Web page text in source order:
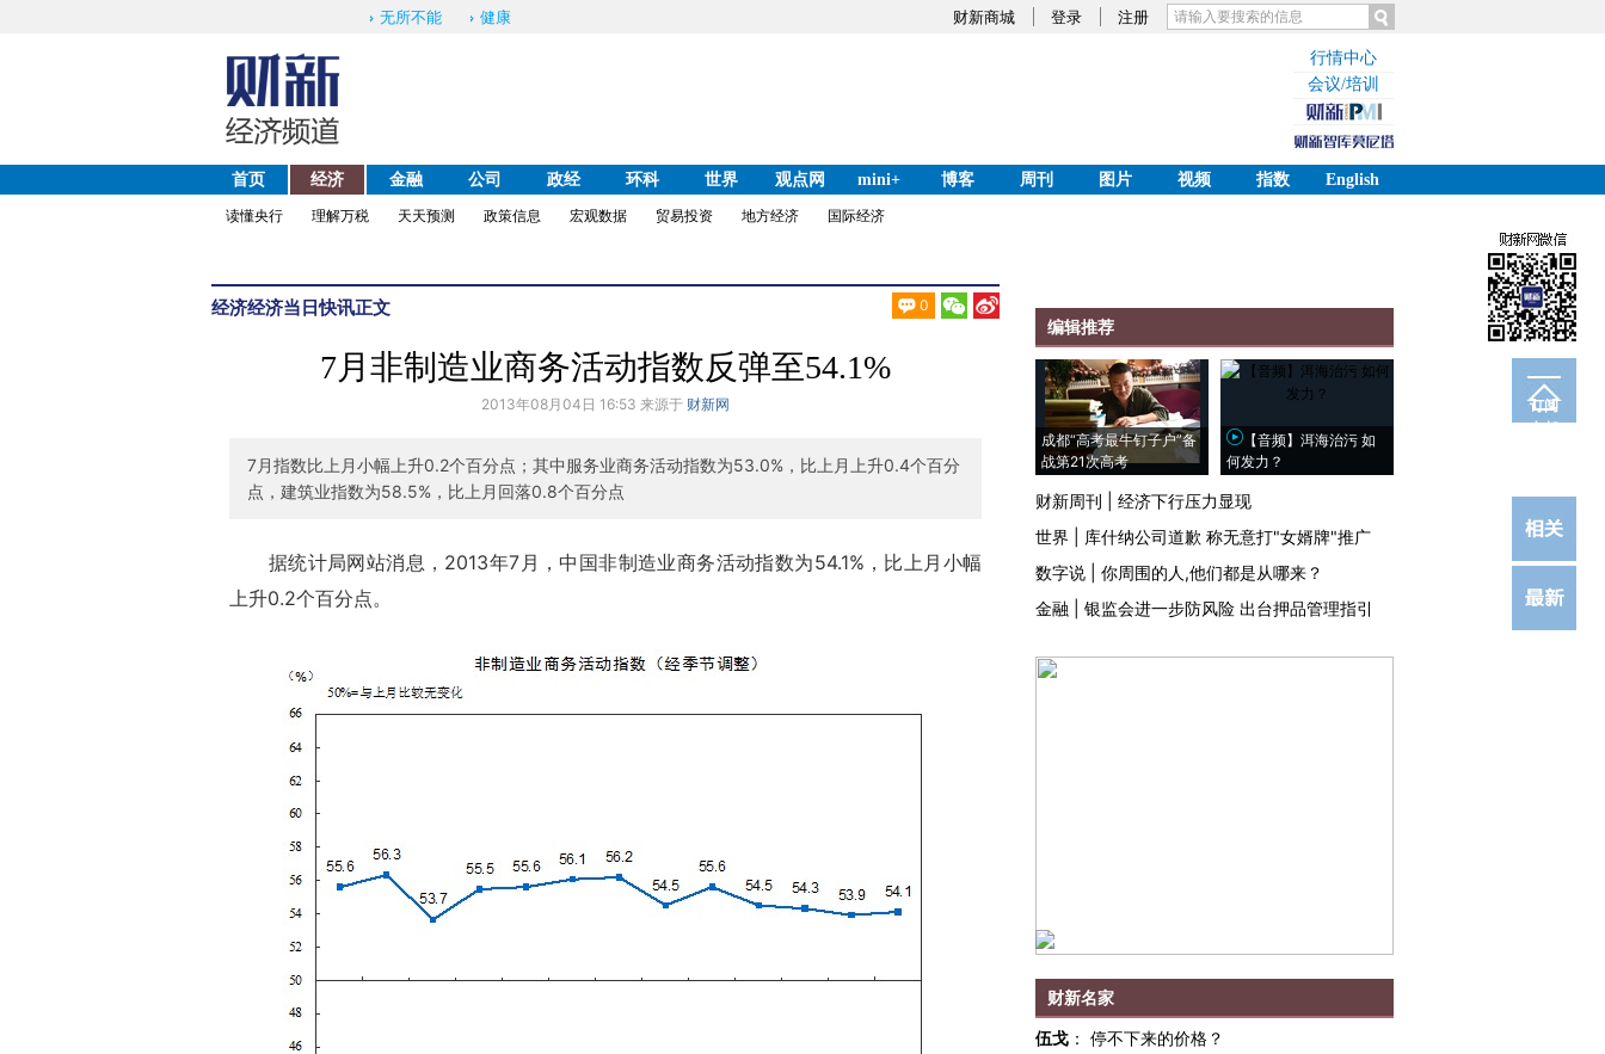
财新商城 登录 注册
无所不能 健康
行情中心
会议/培训
首页 经济 金融 公司 政经 环科 世界 观点网 mini+ 博客 周刊 图片 视频 指数
English
读懂央行
理解万税 天天预测 政策信息 宏观数据 贸易投资 地方经济 国际经济
经济经济当日快讯正文 0
订阅
电邮
7月非制造业商务活动指数反弹至54.1%
2013年08月04日 16:53 来源于 财新网
7月指数比上月小幅上升0.2个百分点；其中服务业商务活动指数为53.0%，比上月上升0.4个百分
点，建筑业指数为58.5%，比上月回落0.8个百分点
据统计局网站消息，2013年7月，中国非制造业商务活动指数为54.1%，比上月小幅
上升0.2个百分点。
编辑推荐
成都“高考最牛钉子户”备
战第21次高考
【音频】洱海治污 如
何发力？
财新周刊
经济下行压力显现
世界
库什纳公司道歉 称无意打"女婿牌"推广
数字说
你周围的人,他们都是从哪来？
金融
银监会进一步防风险 出台押品管理指引
财新名家
伍戈 ： 停不下来的价格？